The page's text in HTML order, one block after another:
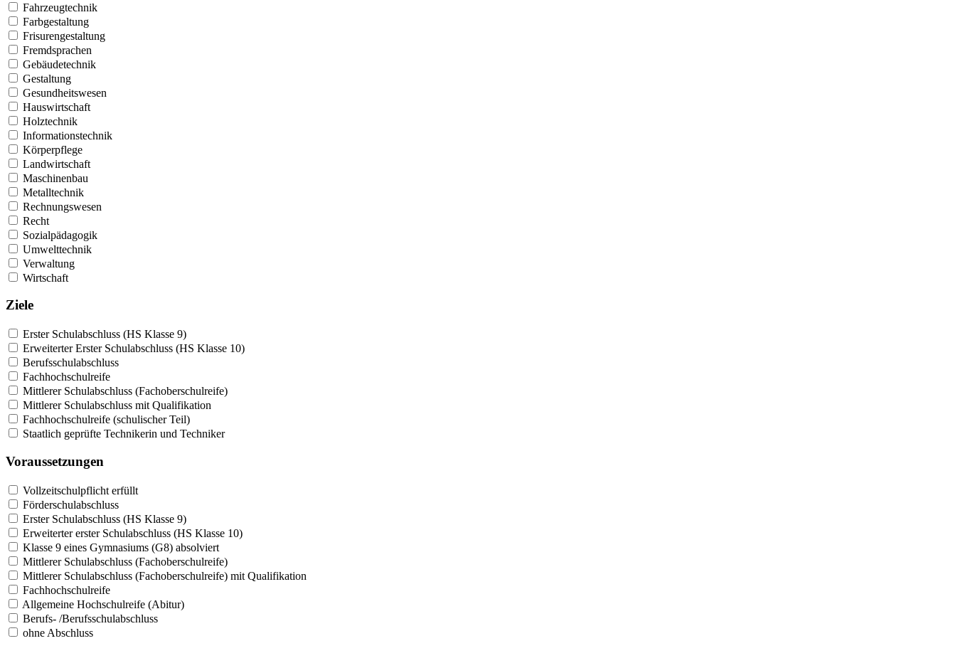
Fahrzeugtechnik
Farbgestaltung
Frisurengestaltung
Fremdsprachen
Gebäudetechnik
Gestaltung
Gesundheitswesen
Hauswirtschaft
Holztechnik
Informationstechnik
Körperpflege
Landwirtschaft
Maschinenbau
Metalltechnik
Rechnungswesen
Recht
Sozialpädagogik
Umwelttechnik
Verwaltung
Wirtschaft
Ziele
Erster Schulabschluss (HS Klasse 9)
Erweiterter Erster Schulabschluss (HS Klasse 10)
Berufsschulabschluss
Fachhochschulreife
Mittlerer Schulabschluss (Fachoberschulreife)
Mittlerer Schulabschluss mit Qualifikation
Fachhochschulreife (schulischer Teil)
Staatlich geprüfte Technikerin und Techniker
Voraussetzungen
Vollzeitschulpflicht erfüllt
Förderschulabschluss
Erster Schulabschluss (HS Klasse 9)
Erweiterter erster Schulabschluss (HS Klasse 10)
Klasse 9 eines Gymnasiums (G8) absolviert
Mittlerer Schulabschluss (Fachoberschulreife)
Mittlerer Schulabschluss (Fachoberschulreife) mit Qualifikation
Fachhochschulreife
Allgemeine Hochschulreife (Abitur)
Berufs- /Berufsschulabschluss
ohne Abschluss